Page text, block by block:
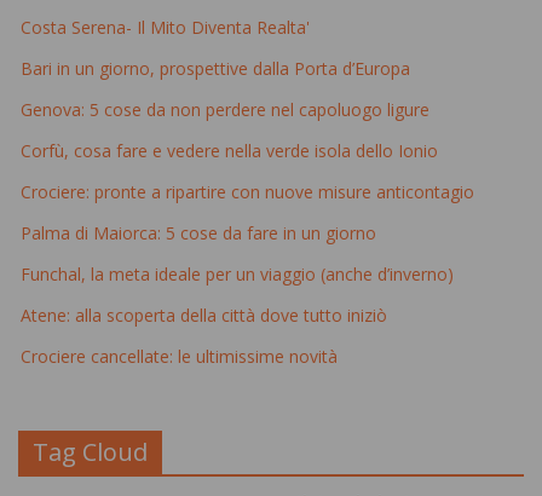
Costa Serena- Il Mito Diventa Realta'
Bari in un giorno, prospettive dalla Porta d’Europa
Genova: 5 cose da non perdere nel capoluogo ligure
Corfù, cosa fare e vedere nella verde isola dello Ionio
Crociere: pronte a ripartire con nuove misure anticontagio
Palma di Maiorca: 5 cose da fare in un giorno
Funchal, la meta ideale per un viaggio (anche d’inverno)
Atene: alla scoperta della città dove tutto iniziò
Crociere cancellate: le ultimissime novità
Tag Cloud